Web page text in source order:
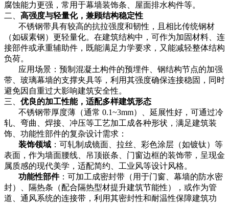
腐蚀能力更强，常用于幕墙装饰条、屋面排水构件等。
二、 高强度与轻量化，兼顾结构稳定性
不锈钢带具有较高的抗拉强度和韧性，且相比传统钢材
（如碳素钢）更轻量化。在建筑结构中，可作为加固材料、连
接部件或承重辅助件，既能满足力学要求，又能减轻整体结构
负荷。
应用场景：预制混凝土构件的预埋件、钢结构节点的加强
带、玻璃幕墙的支撑夹具等，利用其强度确保连接稳固，同时
避免因自重过大影响建筑安全性。
三、 优良的加工性能，适配多样建筑形态
不锈钢带厚度薄（通常 0.1~3mm）、延展性好，可通过冷
轧、弯曲、焊接、冲压等工艺加工成各种形状，满足建筑装
饰、功能性部件的复杂设计需求：
装饰领域 ：可轧制成镜面、拉丝、彩色涂层（如镀钛）等
表面，作为墙面腰线、吊顶嵌条、门窗边框的装饰带，呈现金
属质感的现代美学，适配简约、工业风等设计风格。
功能性部件：可加工成密封带（用于门窗、幕墙的防水密
封）、隔热条（配合隔热型材提升建筑节能性），或作为管
道、通风系统的连接带，利用其密封性和耐温性保障建筑功